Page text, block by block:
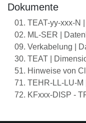
Dokumente
01. TEAT-yy-xxx-N
02. ML-SER |
09. Verkabelung |
30. TEAT |
51. Hinweise von
71. TEHR-LL-LU-M
72. KFxxx-DISP -